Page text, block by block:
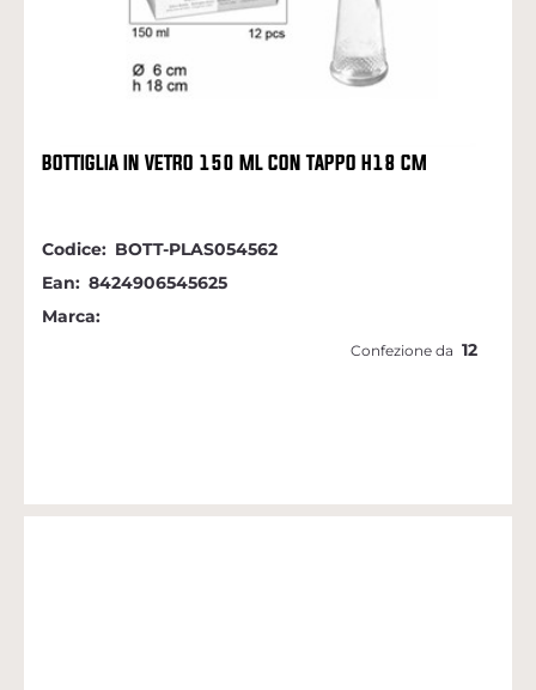
BOTTIGLIA IN VETRO 150 ML CON TAPPO H18 CM
Codice: BOTT-PLAS054562
Ean: 8424906545625
Marca:
Confezione da 12